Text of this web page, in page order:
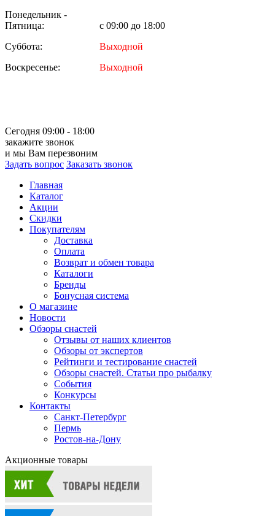
Понедельник -
Пятница:
с 09:00 до 18:00
Суббота:
Выходной
Воскресенье:
Выходной
Сегодня 09:00 - 18:00
закажите звонок
и мы Вам перезвоним
Задать вопрос Заказать звонок
Главная
Каталог
Акции
Скидки
Покупателям
Доставка
Оплата
Возврат и обмен товара
Каталоги
Бренды
Бонусная система
О магазине
Новости
Обзоры снастей
Отзывы от наших клиентов
Обзоры от экспертов
Рейтинги и тестирование снастей
Обзоры снастей. Статьи про рыбалку
События
Конкурсы
Контакты
Санкт-Петербург
Пермь
Ростов-на-Дону
Акционные товары